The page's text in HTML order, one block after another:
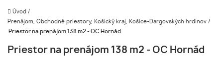
Úvod /
Prenájom, Obchodné priestory, Košický kraj, Košice-Dargovských hrdinov /
Priestor na prenájom 138 m2 - OC Hornád
Priestor na prenájom 138 m2 - OC Hornád